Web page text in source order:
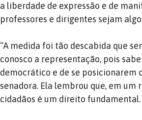
a liberdade de expressão e de
professores e dirigentes sejam
“A medida foi tão descabida que
conosco a representação, pois
democrático e de se posicionarem
senadora. Ela lembrou que, em
cidadãos é um direito fundamental.